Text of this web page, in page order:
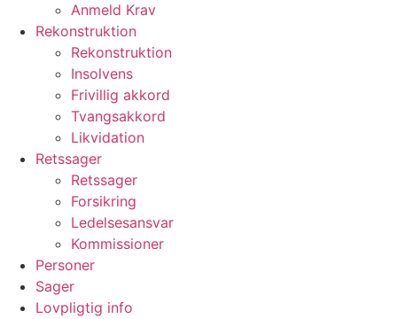
Anmeld Krav
Rekonstruktion
Rekonstruktion
Insolvens
Frivillig akkord
Tvangsakkord
Likvidation
Retssager
Retssager
Forsikring
Ledelsesansvar
Kommissioner
Personer
Sager
Lovpligtig info